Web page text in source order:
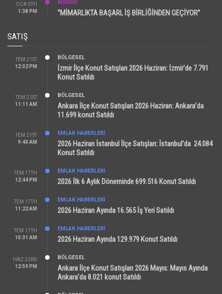
OCA 9TH
1:38 PM
MİMARİ
“MİMARLIKTA BAŞARI, İŞ BİRLİĞİNDEN GEÇİYOR”
SATIŞ
TEM 21ST
12:02 PM
BÖLGESEL
İzmir İlçe Konut Satışları 2026 Haziran: İzmir’de 7.791
Konut Satıldı
TEM 21ST
11:11 AM
BÖLGESEL
Ankara İlçe Konut Satışları 2026 Haziran: Ankara’da
11.699 konut Satıldı
TEM 21ST
9:40 AM
EMLAK HABERLERI
2026 Haziran İstanbul İlçe Satışları: İstanbul’da 24.084
Konut Satıldı
TEM 17TH
12:44 PM
EMLAK HABERLERI
2026 İlk 6 Aylık Döneminde 699.516 Konut Satıldı
TEM 17TH
11:22 AM
EMLAK HABERLERI
2026 Haziran Ayında 16.565 İş Yeri Satıldı
TEM 17TH
10:31 AM
EMLAK HABERLERI
2026 Haziran Ayında 129.979 Konut Satıldı
HAZ 23RD
12:59 PM
BÖLGESEL
Ankara İlçe Konut Satışları 2026 Mayıs: Mayıs Ayında
Ankara’da 8.021 konut Satıldı